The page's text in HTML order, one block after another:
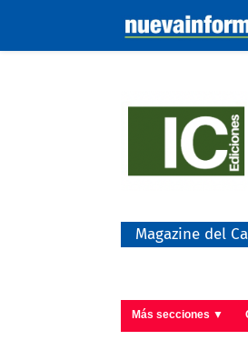
Magazine del
Más secciones ▼